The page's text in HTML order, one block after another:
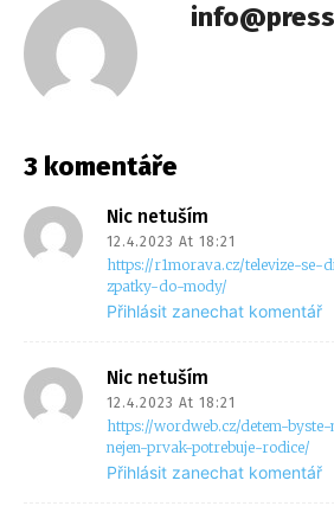
3 komentáře
Nic netuším
12.4.2023 At 18:21
https://r1morava.cz/televize-se-
zpatky-do-mody/
Přihlásit zanechat komentář
Nic netuším
12.4.2023 At 18:21
https://wordweb.cz/detem-
nejen-prvak-potrebuje-rodice/
Přihlásit zanechat komentář